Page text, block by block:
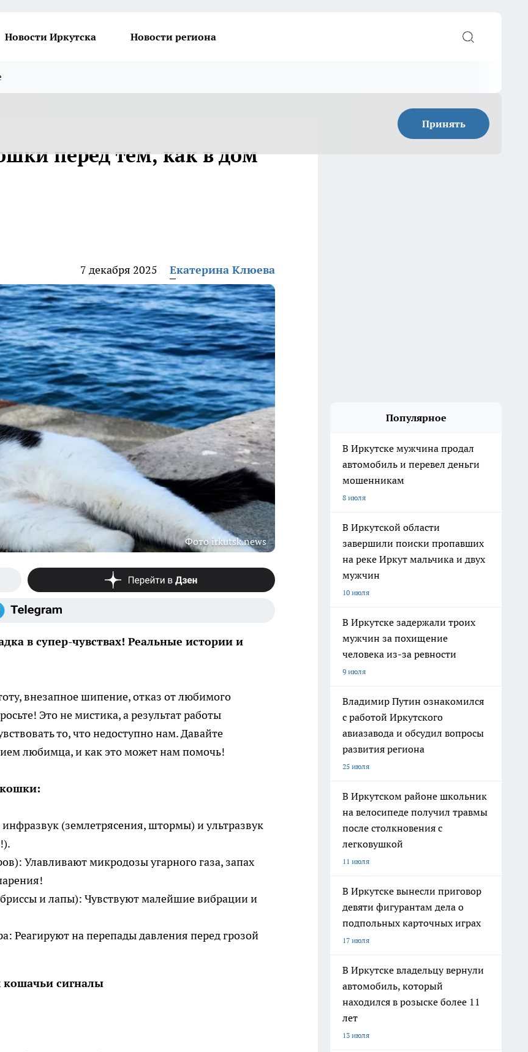
Новости Иркутска Новости региона
Принять
перед тем, как в дом
7 декабря 2025 Екатерина Клюева
Фото irkutsk.news
в супер-чувствах! Реальные истории и
внезапное шипение, отказ от любимого
Это не мистика, а результат работы
то, что недоступно нам. Давайте
любимца, и как это может нам помочь!
(землетрясения, штормы) и ультразвук
Улавливают микродозы угарного газа, запах
и лапы): Чувствуют малейшие вибрации и
Реагируют на перепады давления перед грозой
сигналы
Популярное
В Иркутске мужчина продал
автомобиль и перевел деньги
мошенникам
8 июля
В Иркутской области
завершили поиски пропавших
на реке Иркут мальчика и двух
мужчин
10 июля
В Иркутске задержали троих
мужчин за похищение
человека из-за ревности
9 июля
Владимир Путин ознакомился
с работой Иркутского
авиазавода и обсудил вопросы
развития региона
25 июля
В Иркутском районе школьник
на велосипеде получил травмы
после столкновения с
легковушкой
11 июля
В Иркутске вынесли приговор
девяти фигурантам дела о
подпольных карточных играх
17 июля
В Иркутске владельцу вернули
автомобиль, который
находился в розыске более 11
лет
13 июля